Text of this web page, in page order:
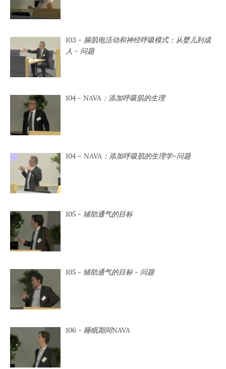
103 - 膈肌电活动和神经呼吸模式：从婴儿到成
人 - 问题
104 - NAVA：添加呼吸肌的生理
104 ⁠– NAVA：添加呼吸肌的生理学⁠–问题
105 - 辅助通气的目标
105 - 辅助通气的目标 - 问题
106 - 睡眠期间NAVA